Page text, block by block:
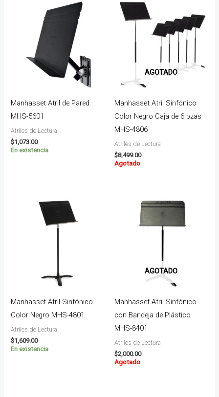
Manhasset Atril de Pared
MHS-5601
Atriles de Lectura
$1,073.00
En existencia
AGOTADO
Manhasset Atril Sinfónico
Color Negro Caja de 6 pzas
MHS-4806
Atriles de Lectura
$8,499.00
Agotado
Manhasset Atril Sinfónico
Color Negro MHS-4801
Atriles de Lectura
$1,609.00
En existencia
AGOTADO
Manhasset Atril Sinfónico
con Bandeja de Plástico
MHS-8401
Atriles de Lectura
$2,000.00
Agotado